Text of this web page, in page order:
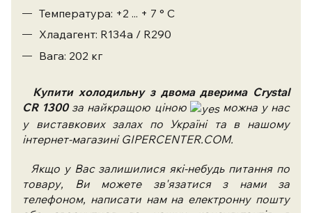
Температура: +2 ... + 7 ° С
Хладагент: R134a / R290
Вага: 202 кг
Купитихолодильну з двома дверима Crystal
CR 1300 за найкращою ціною
можна у нас
у виставкових залах по Україні та в нашому
інтернет-магазині GIPERCENTER.COM.
Якщо у Вас залишилися які-небудь питання по
товару, Ви можете зв'язатися з нами за
телефоном, написати нам на електронну пошту